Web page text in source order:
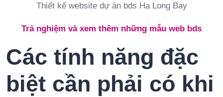
Thiết kế website dự án bds Hạ Long Bay
Trả nghiệm và xem thêm những mẫu web bds
Các tính năng đặc
biệt cần phải có khi